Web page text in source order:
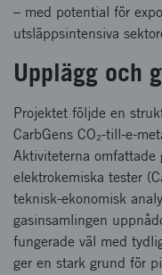
– med potential för
utsläppsintensiva
Upplägg och
Projektet följde en
CarbGens CO₂-till-e-
Aktiviteterna omfattade
elektrokemiska tester
teknisk-ekonomisk
gasinsamlingen
fungerade väl med
ger en stark grund för